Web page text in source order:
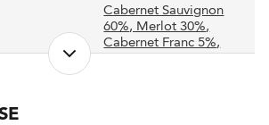
Cabernet Sauvignon
60%, Merlot 30%,
Cabernet Franc 5%,
Petit Verdot 5%